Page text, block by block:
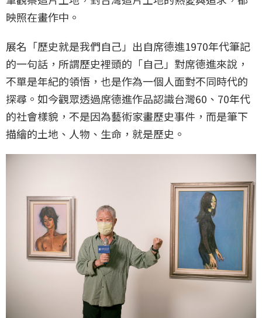
映照在畫作中。
展名「歷史就是我們自己」出自席德進1970年代筆記
的一句話，所謂歷史裡頭的「自己」對席德進來說，
不單是年紀的領悟，也是作為一個人面對不同時代的
探尋。如今觀眾透過席德進作品認識台灣60、70年代
的社會樣貌，不是因為藝術家畫歷史事件，而是筆下
描繪的土地、人物、生命，就是歷史。